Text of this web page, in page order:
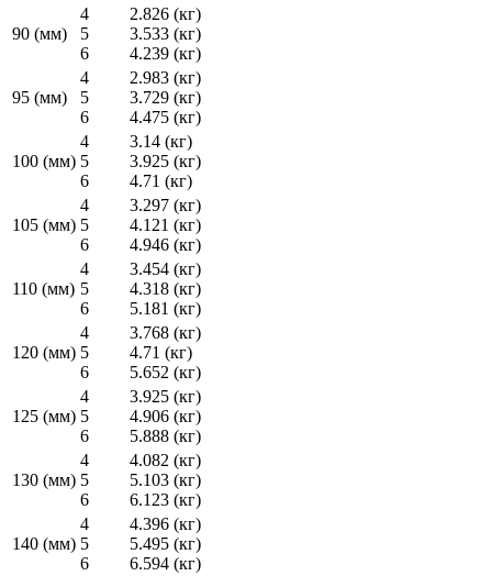
90 (мм)
4
5
6
2.826 (кг)
3.533 (кг)
4.239 (кг)
95 (мм)
4
5
6
2.983 (кг)
3.729 (кг)
4.475 (кг)
100 (мм)
4
5
6
3.14 (кг)
3.925 (кг)
4.71 (кг)
105 (мм)
4
5
6
3.297 (кг)
4.121 (кг)
4.946 (кг)
110 (мм)
4
5
6
3.454 (кг)
4.318 (кг)
5.181 (кг)
120 (мм)
4
5
6
3.768 (кг)
4.71 (кг)
5.652 (кг)
125 (мм)
4
5
6
3.925 (кг)
4.906 (кг)
5.888 (кг)
130 (мм)
4
5
6
4.082 (кг)
5.103 (кг)
6.123 (кг)
140 (мм)
4
5
6
4.396 (кг)
5.495 (кг)
6.594 (кг)